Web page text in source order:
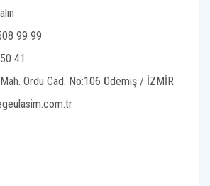
99 99
41
Ordu Cad. No:106 Ödemiş / İZMİR